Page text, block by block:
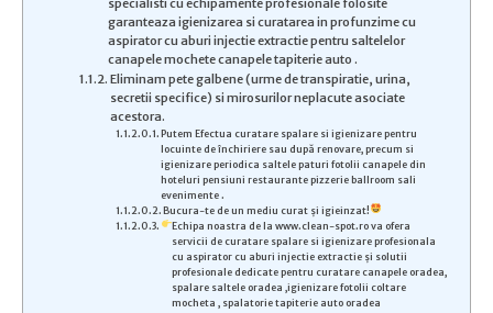
specialisti cu echipamente profesionale folosite
garanteaza igienizarea si curatarea in profunzime cu
aspirator cu aburi injectie extractie pentru saltelelor
canapele mochete canapele tapiterie auto .
Eliminam pete galbene (urme de transpiratie, urina,
secretii specifice) si mirosurilor neplacute asociate
acestora.
Putem Efectua curatare spalare si igienizare pentru
locuinte de închiriere sau după renovare, precum si
igienizare periodica saltele paturi fotolii canapele din
hoteluri pensiuni restaurante pizzerie ballroom sali
evenimente .
Bucura-te de un mediu curat și igieinzat!
Echipa noastra de la www.clean-spot.ro va ofera
servicii de curatare spalare si igienizare profesionala
cu aspirator cu aburi injectie extractie și solutii
profesionale dedicate pentru curatare canapele oradea,
spalare saltele oradea ,igienizare fotolii coltare
mocheta , spalatorie tapiterie auto oradea